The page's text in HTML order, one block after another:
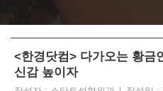
<한경닷컴> 다가오는 황금
신감 높이자